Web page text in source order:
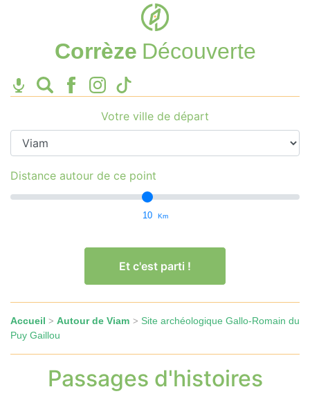
Corrèze Découverte
Votre ville de départ
Distance autour de ce point
10 Km
Et c'est parti !
Accueil >Autour de Viam > Site archéologique Gallo-Romain du
Puy Gaillou
Passages d'histoires